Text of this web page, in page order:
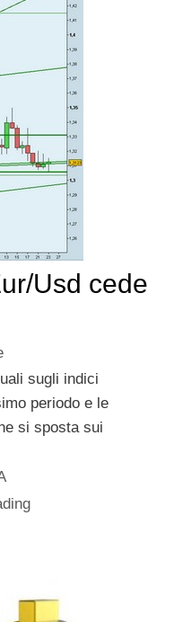
Usd cede
sugli indici
periodo e le
si sposta sui